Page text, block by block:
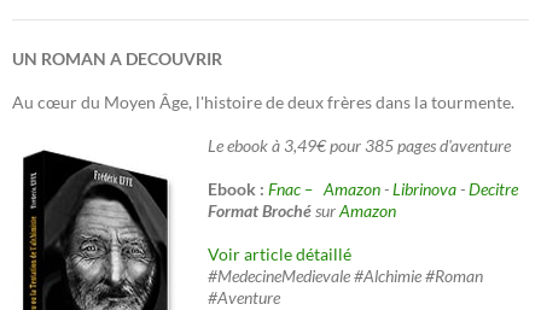
UN ROMAN A DECOUVRIR
Au cœur du Moyen Âge, l'histoire de deux frères dans la tourmente.
Le ebook à 3,49€ pour 385 pages d'aventure
Ebook : Fnac – Amazon-Librinova-Decitre
Format BrochésurAmazon
Voir article détaillé
#MedecineMedievale #Alchimie #Roman
#Aventure